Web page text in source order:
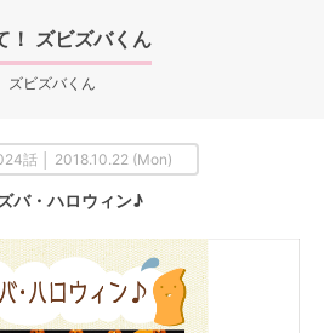
！ ズビズバくん
ズビズバくん
話 │ 2018.10.22 (Mon)
バ・ハロウィン♪